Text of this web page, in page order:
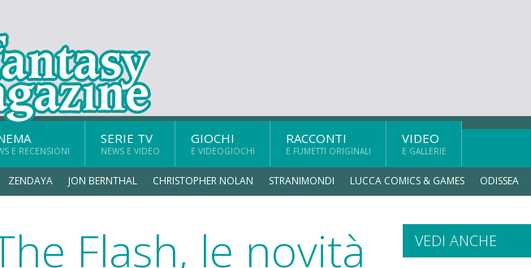
E RECENSIONI
SERIE TV
NEWS E VIDEO
GIOCHI
E VIDEOGIOCHI
RACCONTI
E FUMETTI ORIGINALI
VIDEO
E GALLERIE
ZENDAYA JON BERNTHAL CHRISTOPHER NOLAN STRANIMONDI LUCCA COMICS & GAMES ODISSEA
Flash, le novità
VEDI ANCHE